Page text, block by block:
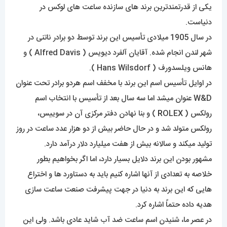
یکی از قدرتمندترین برند های سازنده ساعت های لوکس در
دنیاست.
در سال 1905 میلادی تأسیس این برند توسط دو برادر ناتنی در
شهر لندن انجام شده. آقایان آلفرد دیویس ( Alfred Davis ) و
هانس ویلسدورف ( Hans Wilsdorf ).
در اوایل تأسیس اسم این برند با مخفف اسم هردو برادر تحت عنوان
W&D عنوان میشد اما سه سال بعد از تأسیس با انتخاب اسم
رولکس (
R OLEX ) و بنا نهادن دفتر مرکزی آن در سوییس،
رولکس متولد شد و در حال حاضر بیش از دو هزار عدد ساعت در روز
تولید میکند و سالانه بیش از هفت میلیارد دلار درآمد دارد.
مشهور بودن این برند دلایل بسیار دارد، اما اگر بخواهیم بطور
خلاصه به تعدادی از آنها اشاره کنیم باید به دستاورد ها و اختراع
هایی که این برند به دنیا در جهت پیشرفت صنعت ساعت سازی
هدیه داده حتماً اشاره کرد.
در عصر ما، شنیدن اسم ساعت ضد آب شاید عادی باشد. ولی این